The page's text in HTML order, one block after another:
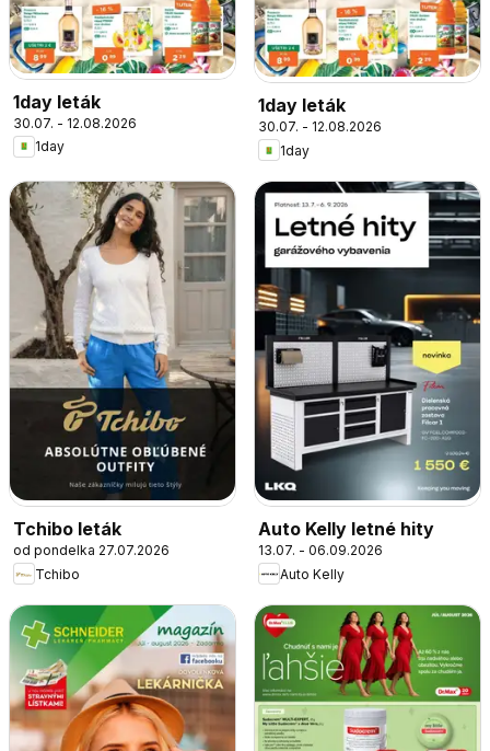
1day leták
30.07. - 12.08.2026
1day
1day leták
30.07. - 12.08.2026
1day
Tchibo leták
od pondelka 27.07.2026
Tchibo
Auto Kelly letné hity
13.07. - 06.09.2026
Auto Kelly